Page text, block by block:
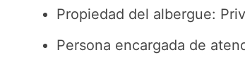
Propiedad del albergue:
Persona encargada de